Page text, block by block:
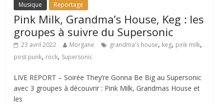
Musique Reportage
Pink Milk, Grandma’s House, Keg : les
groupes à suivre du Supersonic
23 avril 2022 Morgane grandma's house, keg, pink milk,
post punk, rock, Supersonic
LIVE REPORT – Soirée They’re Gonna Be Big au Supersonic
avec 3 groupes à découvrir : Pink Milk, Grandmas House et
les